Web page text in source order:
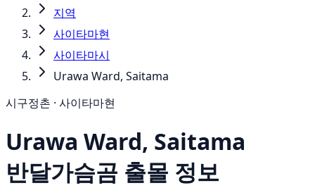
지역
사이타마현
사이타마시
Urawa Ward, Saitama
시구정촌 · 사이타마현
Urawa Ward, Saitama
반달가슴곰 출몰 정보